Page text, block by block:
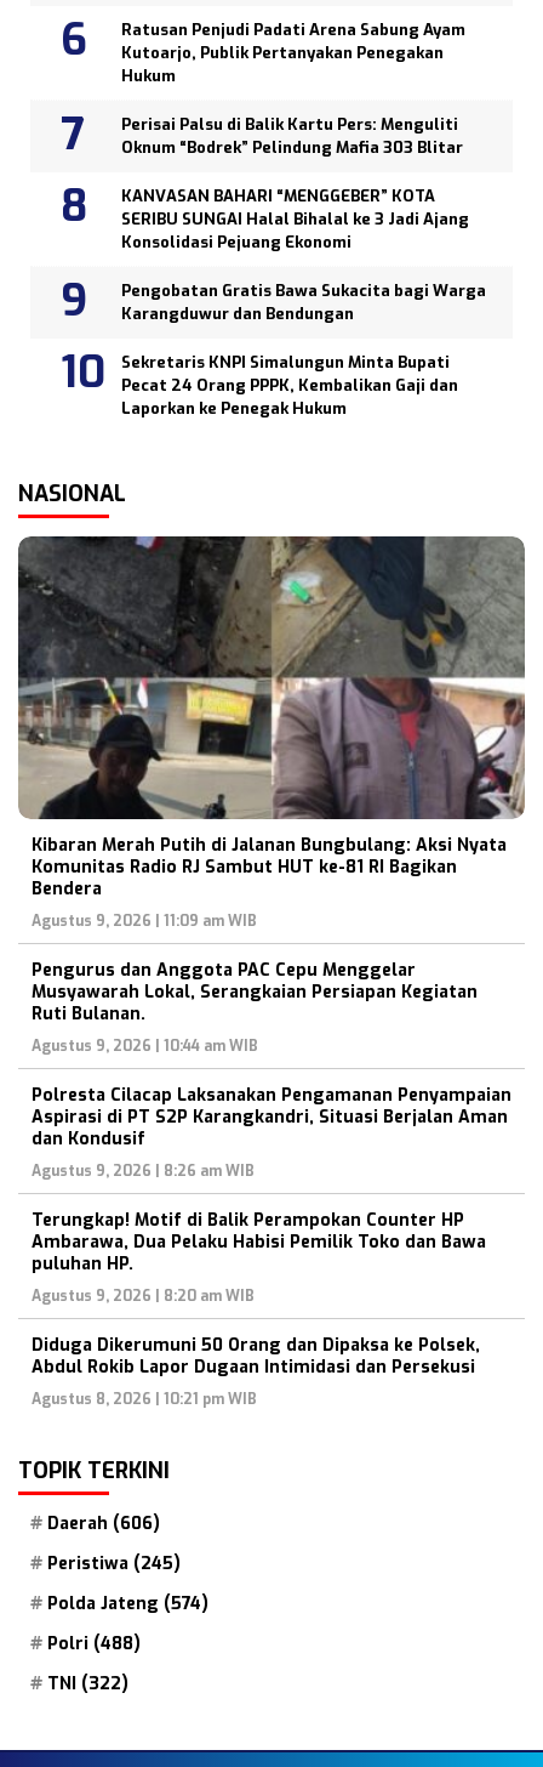
Ratusan Penjudi Padati Arena Sabung Ayam
Kutoarjo, Publik Pertanyakan Penegakan
Hukum
Perisai Palsu di Balik Kartu Pers: Menguliti
Oknum “Bodrek” Pelindung Mafia 303 Blitar
KANVASAN BAHARI “MENGGEBER” KOTA
SERIBU SUNGAI Halal Bihalal ke 3 Jadi Ajang
Konsolidasi Pejuang Ekonomi
Pengobatan Gratis Bawa Sukacita bagi Warga
Karangduwur dan Bendungan
Sekretaris KNPI Simalungun Minta Bupati
Pecat 24 Orang PPPK, Kembalikan Gaji dan
Laporkan ke Penegak Hukum
NASIONAL
Kibaran Merah Putih di Jalanan Bungbulang: Aksi Nyata
Komunitas Radio RJ Sambut HUT ke-81 RI Bagikan
Bendera
Agustus 9, 2026 | 11:09 am WIB
Pengurus dan Anggota PAC Cepu Menggelar
Musyawarah Lokal, Serangkaian Persiapan Kegiatan
Ruti Bulanan.
Agustus 9, 2026 | 10:44 am WIB
Polresta Cilacap Laksanakan Pengamanan Penyampaian
Aspirasi di PT S2P Karangkandri, Situasi Berjalan Aman
dan Kondusif
Agustus 9, 2026 | 8:26 am WIB
Terungkap! Motif di Balik Perampokan Counter HP
Ambarawa, Dua Pelaku Habisi Pemilik Toko dan Bawa
puluhan HP.
Agustus 9, 2026 | 8:20 am WIB
Diduga Dikerumuni 50 Orang dan Dipaksa ke Polsek,
Abdul Rokib Lapor Dugaan Intimidasi dan Persekusi
Agustus 8, 2026 | 10:21 pm WIB
TOPIK TERKINI
Daerah (606)
Peristiwa (245)
Polda Jateng (574)
Polri (488)
TNI (322)